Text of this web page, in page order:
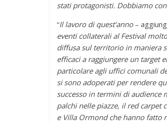
stati protagonisti. Dobbiamo
“Il lavoro di quest’anno–
eventi collaterali al Festival
diffusa sul territorio in maniera
efficaci a raggiungere un target
particolare agli uffici comunali
si sono adoperati per rendere
successo in termini di audience
palchi nelle piazze, il red carpet
e Villa Ormond che hanno fatto